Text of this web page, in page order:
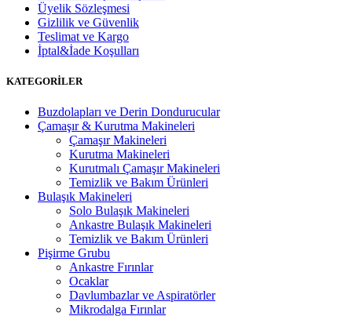
Üyelik Sözleşmesi
Gizlilik ve Güvenlik
Teslimat ve Kargo
İptal&İade Koşulları
KATEGORİLER
Buzdolapları ve Derin Dondurucular
Çamaşır & Kurutma Makineleri
Çamaşır Makineleri
Kurutma Makineleri
Kurutmalı Çamaşır Makineleri
Temizlik ve Bakım Ürünleri
Bulaşık Makineleri
Solo Bulaşık Makineleri
Ankastre Bulaşık Makineleri
Temizlik ve Bakım Ürünleri
Pişirme Grubu
Ankastre Fırınlar
Ocaklar
Davlumbazlar ve Aspiratörler
Mikrodalga Fırınlar